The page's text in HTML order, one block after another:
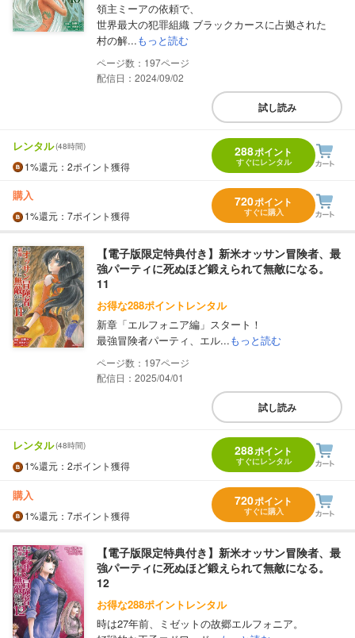
領主ミーアの依頼で、
世界最大の犯罪組織 ブラックカースに占拠された
村の解...もっと読む
197
配信日：2024/09/02
試し読み
レンタル(48時間)
1%還元 ：2ポイント獲得
288ポイント
すぐにレンタル
購入
1%還元 ：7ポイント獲得
720ポイント
すぐに購入
【電子版限定特典付き】新米オッサン冒険者、最
強パーティに死ぬほど鍛えられて無敵になる。
11
お得な288ポイントレンタル
新章「エルフォニア編」スタート！
最強冒険者パーティ、エル...もっと読む
197
配信日：2025/04/01
試し読み
レンタル(48時間)
1%還元 ：2ポイント獲得
288ポイント
すぐにレンタル
購入
1%還元 ：7ポイント獲得
720ポイント
すぐに購入
【電子版限定特典付き】新米オッサン冒険者、最
強パーティに死ぬほど鍛えられて無敵になる。
12
お得な288ポイントレンタル
時は27年前、ミゼットの故郷エルフォニア。